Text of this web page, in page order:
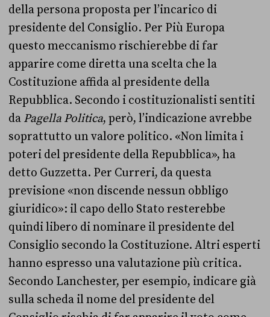
della persona proposta per l’incarico di
presidente del Consiglio. Per Più Europa
questo meccanismo rischierebbe di far
apparire come diretta una scelta che la
Costituzione affida al presidente della
Repubblica. Secondo i costituzionalisti sentiti
da Pagella Politica, però, l’indicazione avrebbe
soprattutto un valore politico. «Non limita i
poteri del presidente della Repubblica», ha
detto Guzzetta. Per Curreri, da questa
previsione «non discende nessun obbligo
giuridico»: il capo dello Stato resterebbe
quindi libero di nominare il presidente del
Consiglio secondo la Costituzione. Altri esperti
hanno espresso una valutazione più critica.
Secondo Lanchester, per esempio, indicare già
sulla scheda il nome del presidente del